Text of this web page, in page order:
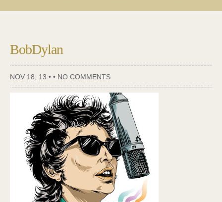
BobDylan
NOV 18, 13 • • NO COMMENTS